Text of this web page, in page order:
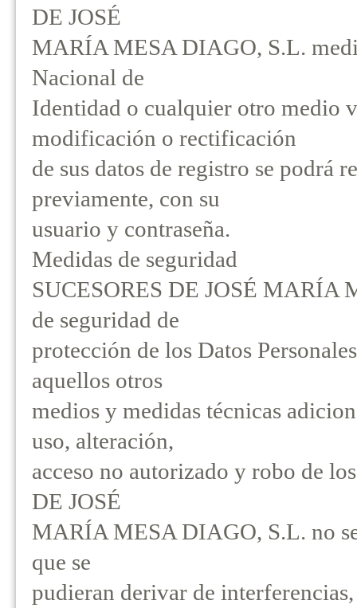
DE JOSÉ
MARÍA MESA DIAGO, S.L.
Nacional de
Identidad o cualquier otro medio
modificación o rectificación
de sus datos de registro se podrá
previamente, con su
usuario y contraseña.
Medidas de seguridad
SUCESORES DE JOSÉ MARÍA
de seguridad de
protección de los Datos
aquellos otros
medios y medidas técnicas
uso, alteración,
acceso no autorizado y robo de
DE JOSÉ
MARÍA MESA DIAGO, S.L. no
que se
pudieran derivar de